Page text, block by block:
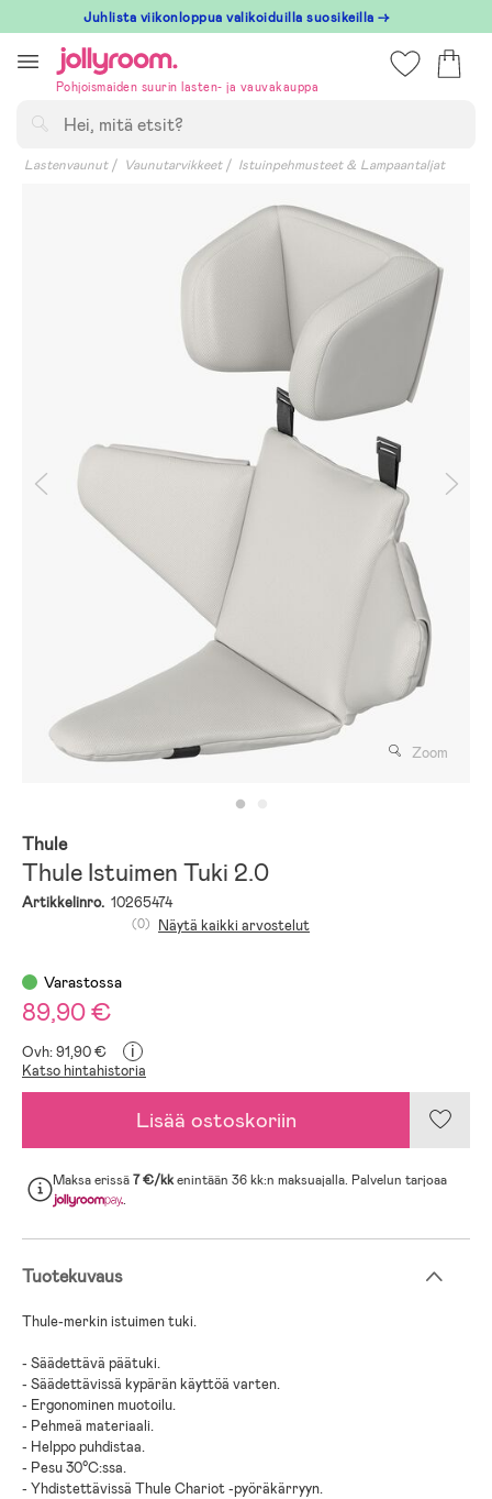
till
innehållet
Juhlista viikonloppua valikoiduilla suosikeilla →
Pohjoismaiden suurin lasten- ja vauvakauppa
Lastenvaunut Vaunutarvikkeet Istuinpehmusteet & Lampaantaljat
Zoom
Thule
Thule Istuimen Tuki 2.0
Artikkelinro. 10265474
(0) Näytä kaikki arvostelut
Varastossa
89,90 €
Ovh: 91,90 € i
Katso hintahistoria
Lisää ostoskoriin
Maksa erissä7 €/kkenintään 36 kk:n maksuajalla. Palvelun tarjoaa
.
Tuotekuvaus
Thule-merkin istuimen tuki.
- Säädettävä päätuki.
- Säädettävissä kypärän käyttöä varten.
- Ergonominen muotoilu.
- Pehmeä materiaali.
- Helppo puhdistaa.
- Pesu 30°C:ssa.
- Yhdistettävissä Thule Chariot -pyöräkärryyn.